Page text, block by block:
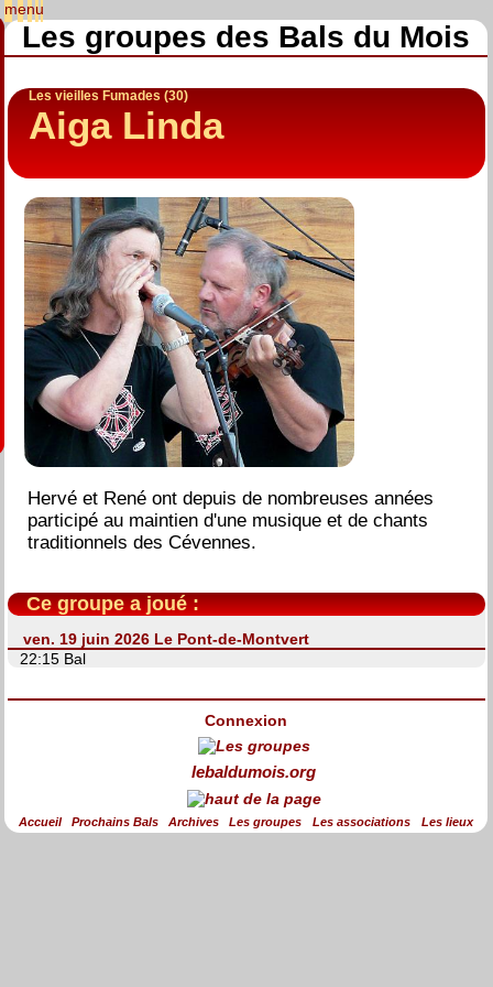
Les groupes des Bals du Mois
Les vieilles Fumades (30)
Aiga Linda
Hervé et René ont depuis de nombreuses années
participé au maintien d'une musique et de chants
traditionnels des Cévennes.
Ce groupe a joué :
ven. 19 juin 2026 Le Pont-de-Montvert
22:15 Bal
Connexion
lebaldumois.org
Accueil Prochains Bals Archives Les groupes Les associations Les lieux